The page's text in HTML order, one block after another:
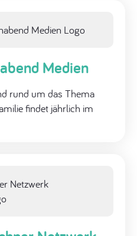
Medien
rund um das Thema
findet jährlich im